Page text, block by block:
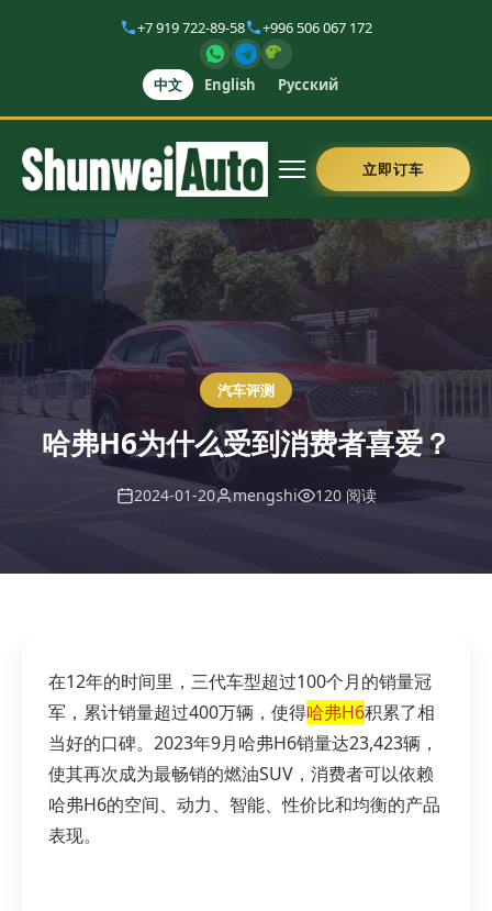
+7 919 722-89-58 +996 506 067 172
中文 English Русский
立即订车
汽车评测
哈弗H6为什么受到消费者喜爱？
2024-01-20 mengshi 120 阅读
在12年的时间里，三代车型超过100个月的销量冠
军，累计销量超过400万辆，使得哈弗H6积累了相
当好的口碑。2023年9月哈弗H6销量达23,423辆，
使其再次成为最畅销的燃油SUV，消费者可以依赖
哈弗H6的空间、动力、智能、性价比和均衡的产品
表现。